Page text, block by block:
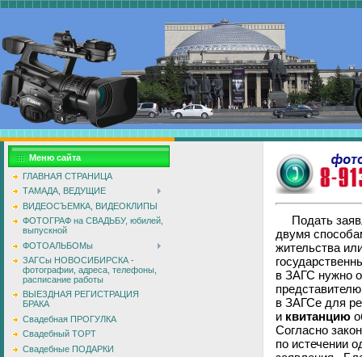
Меню сайта
ГЛАВНАЯ СТРАНИЦА
ТАМАДА, ВЕДУЩИЕ
ВИДЕОСЪЕМКА, ВИДЕОКЛИПЫ
ФОТОГРАФ на СВАДЬБУ, юбилей,
выпускной
ФОТОАЛЬБОМы
ЗАГСы НОВОСИБИРСКА -
фотографии, адреса, телефоны,
расписание работы
ВЫЕЗДНАЯ РЕГИСТРАЦИЯ
БРАКА
Свадебная ПРОГУЛКА
Свадебный ТОРТ
Свадебные ПОДАРКИ
Подать
двумя
жительства
в ЗАГС нужно
в ЗАГСе для
и квитанцию
Согласно
по истечении